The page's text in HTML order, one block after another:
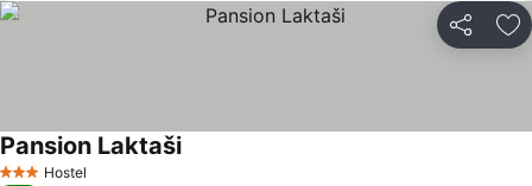
Deli
3 Zvezdice
Hostel
Pansion Laktaši